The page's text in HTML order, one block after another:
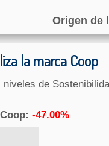
Origen de
la marca Coop
niveles de
-47.00%